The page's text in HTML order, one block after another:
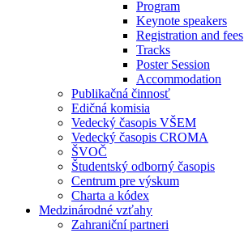
Program
Keynote speakers
Registration and fees
Tracks
Poster Session
Accommodation
Publikačná činnosť
Edičná komisia
Vedecký časopis VŠEM
Vedecký časopis CROMA
ŠVOČ
Študentský odborný časopis
Centrum pre výskum
Charta a kódex
Medzinárodné vzťahy
Zahraniční partneri